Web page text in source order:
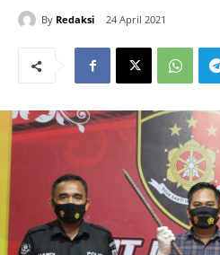
By Redaksi 24 April 2021